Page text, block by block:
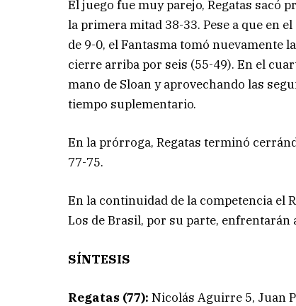
El juego fue muy parejo, Regatas sacó
la primera mitad 38-33. Pese a que en
de 9-0, el Fantasma tomó nuevamente
cierre arriba por seis (55-49). En el
mano de Sloan y aprovechando las
tiempo suplementario.
En la prórroga, Regatas terminó
77-75.
En la continuidad de la competencia el
Los de Brasil, por su parte, enfrentarán
SÍNTESIS
Regatas (77):Nicolás Aguirre 5, Juan